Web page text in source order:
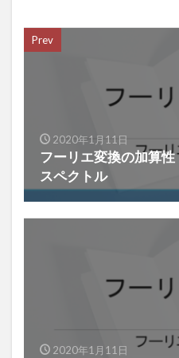
Prev
2020年1月11日
フーリエ変換の加算
スペクトル
2020年1月11日